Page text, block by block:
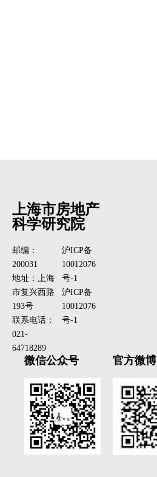
上海市房地产
科学研究院
邮编：
200031
地址：上海
市复兴西路
193号
联系电话：
021-
64718289
沪ICP备
10012076
号-1
沪ICP备
10012076
号-1
微信公众号 官方微博